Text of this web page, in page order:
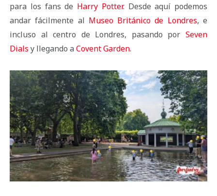
para los fans de Harry Potter. Desde aquí podemos
andar fácilmente al Museo Británico de Londres, e
incluso al centro de Londres, pasando por Seven
Dials y llegando a Covent Garden.